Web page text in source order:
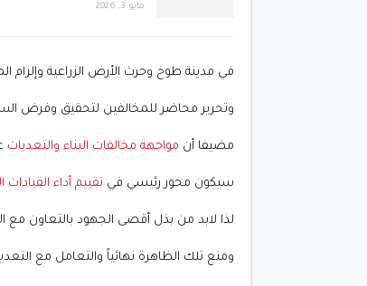
مايو 3, 2026
في مدينة طوخ وحرث الأرض الزراعية وإلزام
وتحرير محاضر للمخالفين لتحقيق وفرض
مضيفا أن مواجهة مخالفات البناء والتعديات
سيكون محور رئيسي في تقييم أداء القيادات
لذا لابد من بذل أقصى الجهود بالتعاون مع
ومنع تلك الظاهرة نهائياً والتعامل مع